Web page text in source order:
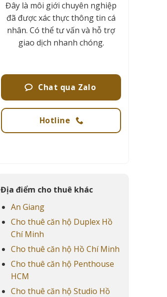
Đây là môi giới chuyên nghiệp
đã được xác thực thông tin cá
nhân. Có thể tư vấn và hỗ trợ
giao dịch nhanh chóng.
Chat qua Zalo
Hotline
Địa điểm cho thuê khác
An Giang
Cho thuê căn hộ Duplex Hồ
Chí Minh
Cho thuê căn hộ Hồ Chí Minh
Cho thuê căn hộ Penthouse
HCM
Cho thuê căn hộ Studio Hồ